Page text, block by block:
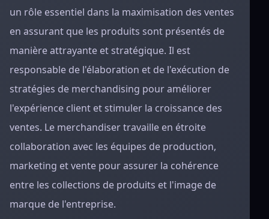
un rôle essentiel dans la maximisation des ventes
en assurant que les produits sont présentés de
manière attrayante et stratégique. Il est
responsable de l'élaboration et de l'exécution de
stratégies de merchandising pour améliorer
l'expérience client et stimuler la croissance des
ventes. Le merchandiser travaille en étroite
collaboration avec les équipes de production,
marketing et vente pour assurer la cohérence
entre les collections de produits et l'image de
marque de l'entreprise.